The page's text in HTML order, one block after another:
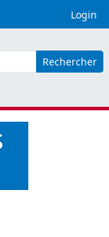
Login
Rechercher